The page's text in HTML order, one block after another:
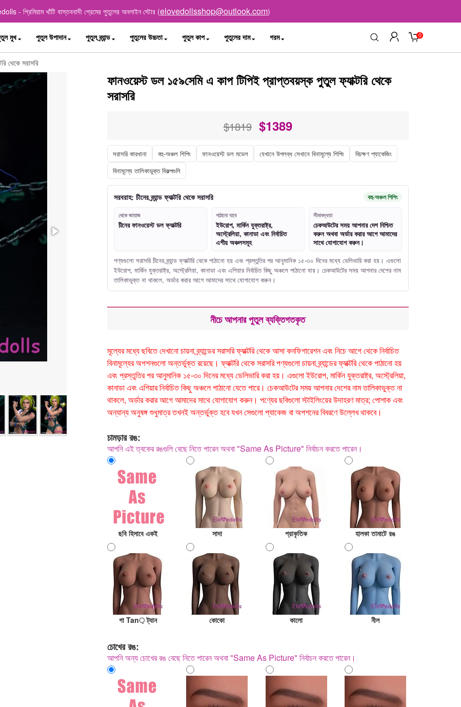
- প্রিমিয়াম খাঁটি বাস্তববাদী প্রেমের পুতুলের অনলাইন স্টোর (elovedollsshop@outlook.com)
মুখ পুতুল উপাদান পুতুল ব্র্যান্ড পুতুলের উচ্চতা পুতুল কাপ পুতুলের দাম গরম 0
থেকে সরাসরি
ফানওয়েস্ট ডল ১৫৯সেমি এ কাপ টিপিই প্রাপ্তবয়স্ক পুতুল ফ্যাক্টরি থেকে
সরাসরি
$1819 $1389
সরাসরি কারখানা বহু-অঞ্চল শিপিং ফানওয়েস্ট ডল মডেল যেখানে উপলব্ধ সেখানে বিনামূল্যে শিপিং
বিচক্ষণ প্যাকেজিং
বিনামূল্যে তালিকাভুক্ত বিকল্পগুলি
সরবরাহ: চীনের ব্র্যান্ড ফ্যাক্টরি থেকে সরাসরি বহু-অঞ্চল শিপিং
থেকে জাহাজ
চীনের ফানওয়েস্ট ডল ফ্যাক্টরি
পাঠানো যাবে
ইউরোপ, মার্কিন যুক্তরাষ্ট্র,
অস্ট্রেলিয়া, কানাডা এবং নির্বাচিত
এশীয় অঞ্চলসমূহ
সীমাবদ্ধতা
চেকআউটের সময় আপনার দেশ নিশ্চিত
করুন অথবা অর্ডার করার আগে আমাদের
সাথে যোগাযোগ করুন।
পণ্যগুলো সরাসরি চীনের ব্র্যান্ড ফ্যাক্টরি থেকে পাঠানো হয় এবং প্রস্তুতির পর আনুমানিক ১৫-৩০ দিনের মধ্যে ডেলিভারি করা হয়। এগুলো
ইউরোপ, মার্কিন যুক্তরাষ্ট্র, অস্ট্রেলিয়া, কানাডা এবং এশিয়ার নির্বাচিত কিছু অঞ্চলে পাঠানো যায়। চেকআউটের সময় আপনার দেশের নাম
তালিকাভুক্ত না থাকলে, অর্ডার করার আগে আমাদের সাথে যোগাযোগ করুন।
নীচে আপনার পুতুল ব্যক্তিগতকৃত
মূল্যের মধ্যে ছবিতে দেখানো চায়না ব্র্যান্ডের সরাসরি ফ্যাক্টরি থেকে আসা কনফিগারেশন এবং নিচে আগে থেকে নির্বাচিত
বিনামূল্যের অপশনগুলো অন্তর্ভুক্ত রয়েছে। ফ্যাক্টরি থেকে সরাসরি পণ্যগুলো চায়না ব্র্যান্ডের ফ্যাক্টরি থেকে পাঠানো হয়
এবং প্রস্তুতির পর আনুমানিক ১৫-৩০ দিনের মধ্যে ডেলিভারি করা হয়। এগুলো ইউরোপ, মার্কিন যুক্তরাষ্ট্র, অস্ট্রেলিয়া,
কানাডা এবং এশিয়ার নির্বাচিত কিছু অঞ্চলে পাঠানো যেতে পারে। চেকআউটের সময় আপনার দেশের নাম তালিকাভুক্ত না
থাকলে, অর্ডার করার আগে আমাদের সাথে যোগাযোগ করুন। পণ্যের ছবিগুলো স্টাইলিংয়ের উদাহরণ মাত্র; পোশাক এবং
অন্যান্য অনুষঙ্গ শুধুমাত্র তখনই অন্তর্ভুক্ত হবে যখন সেগুলো প্যাকেজ বা অপশনের বিবরণে উল্লেখ থাকবে।
চামড়ার রঙ:
আপনি এই ত্বকের রঙগুলি বেছে নিতে পারেন অথবা "Same As Picture" নির্বাচন করতে পারেন।
ছবি হিসাবে একই সাদা প্রাকৃতিক হালকা তামাটে রঙ
গা Tan় ট্যান কোকো কালো নীল
চোখের রঙ:
আপনি অন্য চোখের রঙ বেছে নিতে পারেন অথবা "Same As Picture" নির্বাচন করতে পারেন।